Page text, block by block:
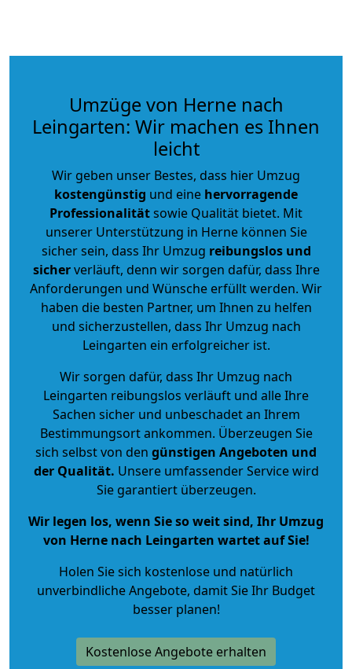
Umzüge von Herne nach
Leingarten: Wir machen es Ihnen
leicht
Wir geben unser Bestes, dass hier Umzug
kostengünstig und eine hervorragende
Professionalitätsowie Qualität bietet. Mit
unserer Unterstützung in Herne können Sie
sicher sein, dass Ihr Umzug reibungslos und
sicherverläuft, denn wir sorgen dafür, dass Ihre
Anforderungen und Wünsche erfüllt werden. Wir
haben die besten Partner, um Ihnen zu helfen
und sicherzustellen, dass Ihr Umzug nach
Leingarten ein erfolgreicher ist.
Wir sorgen dafür, dass Ihr Umzug nach
Leingarten reibungslos verläuft und alle Ihre
Sachen sicher und unbeschadet an Ihrem
Bestimmungsort ankommen. Überzeugen Sie
sich selbst von den günstigen Angeboten und
der Qualität. Unsere umfassender Service wird
Sie garantiert überzeugen.
Wir legen los, wenn Sie so weit sind, Ihr Umzug
von Herne nach Leingarten wartet auf Sie!
Holen Sie sich kostenlose und natürlich
unverbindliche Angebote, damit Sie Ihr Budget
besser planen!
Kostenlose Angebote erhalten